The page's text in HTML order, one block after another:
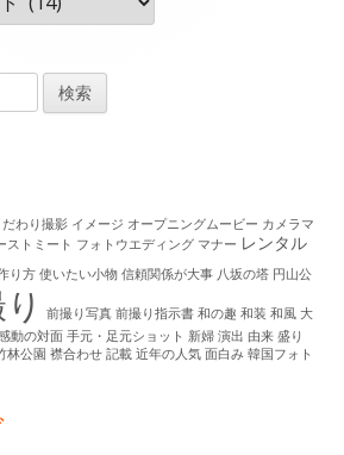
だわり撮影 イメージ オープニングムービー カメラマ
ストミート フォトウエディング マナー レンタル
り方 使いたい小物 信頼関係が大事 八坂の塔 円山公
前撮り写真 前撮り指示書 和の趣 和装 和風 大
動の対面 手元・足元ショット 新婦 演出 由来 盛り
林公園 襟合わせ 記載 近年の人気 面白み 韓国フォト